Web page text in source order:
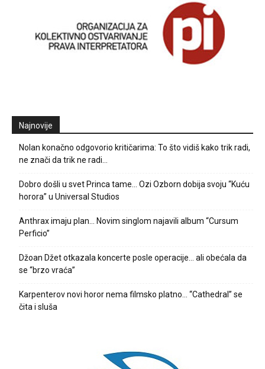
Najnovije
Nolan konačno odgovorio kritičarima: To što vidiš kako trik radi,
ne znači da trik ne radi…
Dobro došli u svet Princa tame… Ozi Ozborn dobija svoju “Kuću
horora” u Universal Studios
Anthrax imaju plan… Novim singlom najavili album “Cursum
Perficio”
Džoan Džet otkazala koncerte posle operacije… ali obećala da
se “brzo vraća”
Karpenterov novi horor nema filmsko platno… “Cathedral” se
čita i sluša